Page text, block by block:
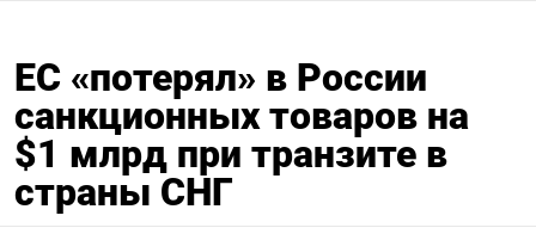
ЕС «потерял» в России
санкционных товаров на
$1 млрд при транзите в
страны СНГ